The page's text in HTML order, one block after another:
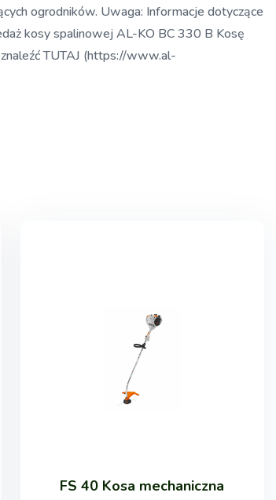
ogrodników. Uwaga: Informacje dotyczące
kosy spalinowej AL-KO BC 330 B Kosę
TUTAJ (https://www.al-
FS 40 Kosa mechaniczna